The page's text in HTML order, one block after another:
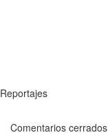
Reportajes
Comentarios cerrados